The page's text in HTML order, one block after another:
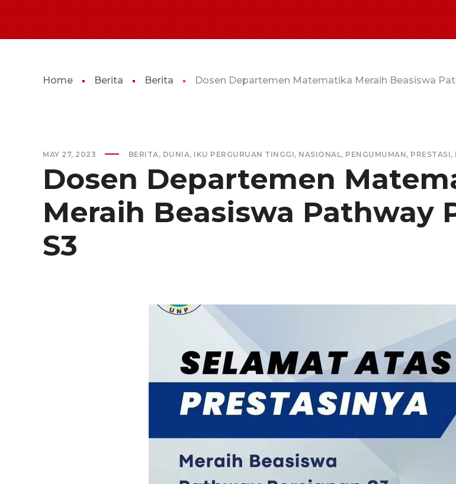
Home Berita Berita Dosen Departemen Matematika Meraih Beasiswa
MAY 27, 2023 BERITA, DUNIA, IKU PERGURUAN TINGGI, NASIONAL, PENGUMUMAN, PRESTASI,
Dosen Departemen
Meraih Beasiswa Pathway
S3